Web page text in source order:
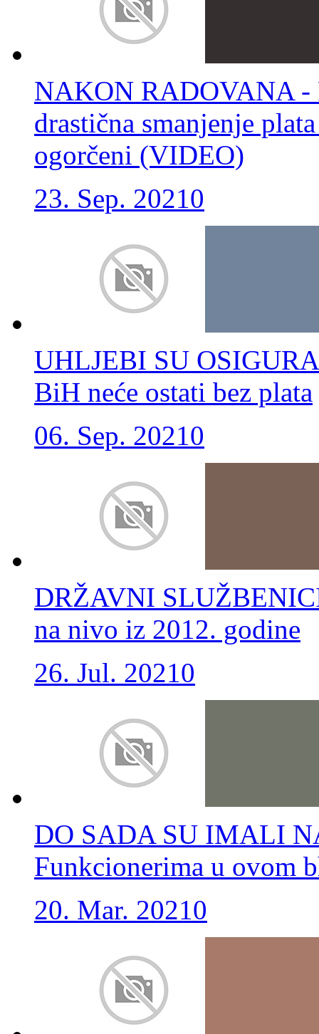
NAKON RADOVANA -
drastična smanjenje
ogorčeni (VIDEO)
23. Sep. 20210
UHLJEBI SU
BiH neće ostati bez plata
06. Sep. 20210
DRŽAVNI
na nivo iz 2012. godine
26. Jul. 20210
DO SADA SU IMALI
Funkcionerima u ovom
20. Mar. 20210